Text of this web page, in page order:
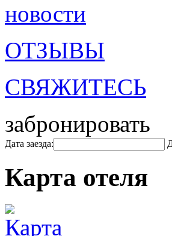
новости
ОТЗЫВЫ
СВЯЖИТЕСЬ
забронировать
Дата заезда:
Карта отеля